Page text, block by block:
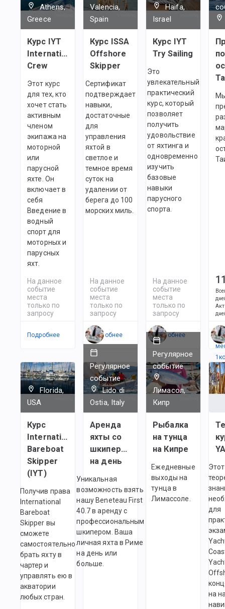
Athens,
Greece
Курс IYT
International
Crew
Этот курс
для тех, кто
хочет стать
активным
членом
экипажа на
моторной
или
парусной
яхте. Он
включает в
себя
Введение в
водный
спорт для
моторных и
парусных
яхт.
На данное
событие
места
только по
запросу
Подробнее
Valencia,
Spain
Курс ISSA
Offshore
Skipper
Сертификат
подтверждает
навыки,
достаточные
для
управления
яхтой в
светлое и
темное время
суток на
удалении от
берега до 100
морских миль.
На данное
событие
места
только по
запросу
Подробнее
Haifa,
Israel
Курс IYT
Try Sailing
Это
увлекательный
практический
курс, который
позволяет
получить
удовольствие
от яхтинга и
одновременно
изучить
базовые
навыки
парусного
спорта.
На данное
событие
места
только по
запросу
Подробнее
по
1
Florida,
USA
Курс
International
Bareboat
Skipper
(IYT)
Получив права
International
Bareboat
Skipper вы
сможете
самостоятельно
брать яхту в
чартер и
управлять ею в
акватории
любых стран.
Регулярное
событие
Lido di
Ostia, Italy
Аренда
яхты со
шкипером
на день
Уникальная
возможность взять
нашу Beneteau First
40.7 в аренду с
профессиональным
шкипером. Ваша
личная яхта в Риме
на день или
больше.
Регулярное
событие
Лимасол,
Кипр
Рыбалка
на тунца
на Кипре
Ежедневные
выходы на
тунца в
Лимассоле.
для
на